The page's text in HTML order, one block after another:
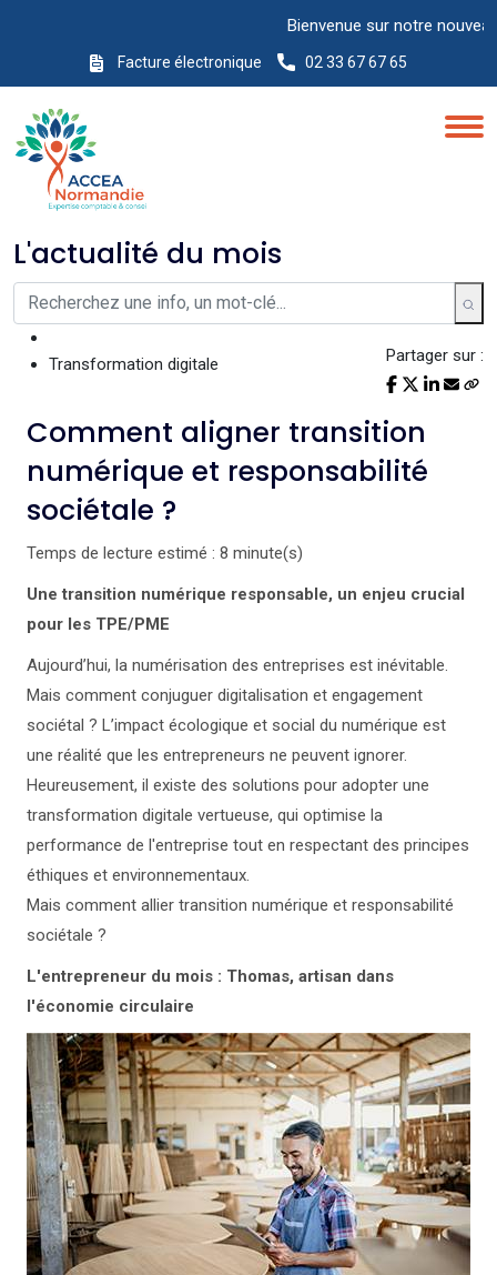
Bienvenue sur notre nouveau site
Facture électronique 02 33 67 67 65
L'actualité du mois
Transformation digitale Partager sur :
Comment aligner transition
numérique et responsabilité
sociétale ?
Temps de lecture estimé : 8 minute(s)
Une transition numérique responsable, un enjeu crucial
pour les TPE/PME
Aujourd’hui, la numérisation des entreprises est inévitable.
Mais comment conjuguer digitalisation et engagement
sociétal ? L’impact écologique et social du numérique est
une réalité que les entrepreneurs ne peuvent ignorer.
Heureusement, il existe des solutions pour adopter une
transformation digitale vertueuse, qui optimise la
performance de l'entreprise tout en respectant des principes
éthiques et environnementaux.
Mais comment allier transition numérique et responsabilité
sociétale ?
L'entrepreneur du mois : Thomas, artisan dans
l'économie circulaire